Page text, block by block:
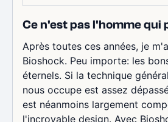
Ce n'est pas l'homme qui
Après toutes ces années, je
Bioshock. Peu importe: les
éternels. Si la technique
nous occupe est assez
est néanmoins largement
l'incroyable design. Avec